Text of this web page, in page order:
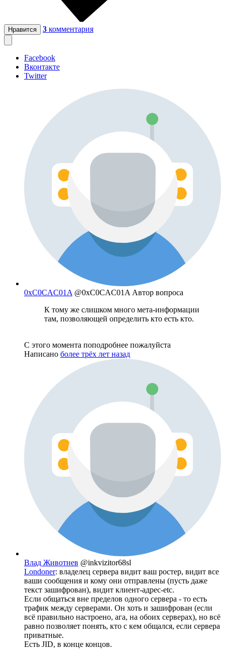
Нравится 3 комментария
Facebook
Вконтакте
Twitter
0xC0CAC01A @0xC0CAC01A Автор вопроса
К тому же слишком много мета-информации
там, позволяющей определить кто есть кто.
С этого момента поподробнее пожалуйста
Написано более трёх лет назад
Влад Животнев @inkvizitor68sl
Londoner: владелец сервера видит ваш ростер, видит все
ваши сообщения и кому они отправлены (пусть даже
текст зашифрован), видит клиент-адрес-etc.
Если общаться вне пределов одного сервера - то есть
трафик между серверами. Он хоть и зашифрован (если
всё правильно настроено, ага, на обоих серверах), но всё
равно позволяет понять, кто с кем общался, если сервера
приватные.
Есть JID, в конце концов.